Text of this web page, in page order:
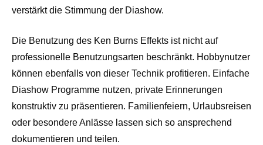
verstärkt die Stimmung der Diashow.
Die Benutzung des Ken Burns Effekts ist nicht auf
professionelle Benutzungsarten beschränkt. Hobbynutzer
können ebenfalls von dieser Technik profitieren. Einfache
Diashow Programme nutzen, private Erinnerungen
konstruktiv zu präsentieren. Familienfeiern, Urlaubsreisen
oder besondere Anlässe lassen sich so ansprechend
dokumentieren und teilen.